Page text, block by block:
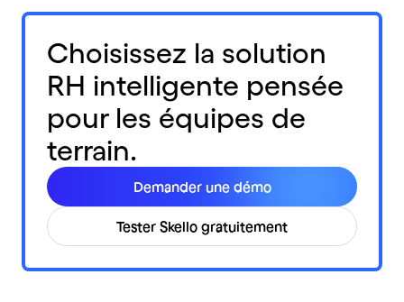
Choisissez la solution
RH intelligente pensée
pour les équipes de
terrain.
Demander une démo
Tester Skello gratuitement